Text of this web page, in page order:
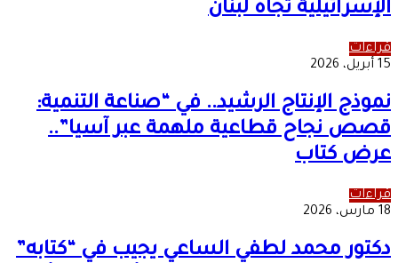
الإسرائيلية تجاه لبنان
قراءات
15 أبريل، 2026
نموذج الإنتاج الرشيد.. في “صناعة التنمية:
قصص نجاح قطاعية ملهمة عبر آسيا”..
عرض كتاب
قراءات
18 مارس، 2026
دكتور محمد لطفي الساعي يجيب في “كتابه”